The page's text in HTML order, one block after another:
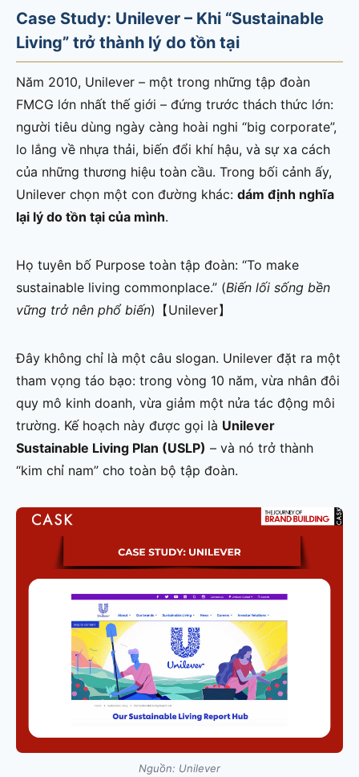
Case Study: Unilever – Khi “Sustainable
Living” trở thành lý do tồn tại
Năm 2010, Unilever – một trong những tập đoàn
FMCG lớn nhất thế giới – đứng trước thách thức lớn:
người tiêu dùng ngày càng hoài nghi “big corporate”,
lo lắng về nhựa thải, biến đổi khí hậu, và sự xa cách
của những thương hiệu toàn cầu. Trong bối cảnh ấy,
Unilever chọn một con đường khác: dám định nghĩa
lại lý do tồn tại của mình.
Họ tuyên bố Purpose toàn tập đoàn: “To make
sustainable living commonplace.” (Biến lối sống bền
vững trở nên phổ biến)【Unilever】
Đây không chỉ là một câu slogan. Unilever đặt ra một
tham vọng táo bạo: trong vòng 10 năm, vừa nhân đôi
quy mô kinh doanh, vừa giảm một nửa tác động môi
trường. Kế hoạch này được gọi là Unilever
Sustainable Living Plan (USLP) – và nó trở thành
“kim chỉ nam” cho toàn bộ tập đoàn.
Nguồn: Unilever